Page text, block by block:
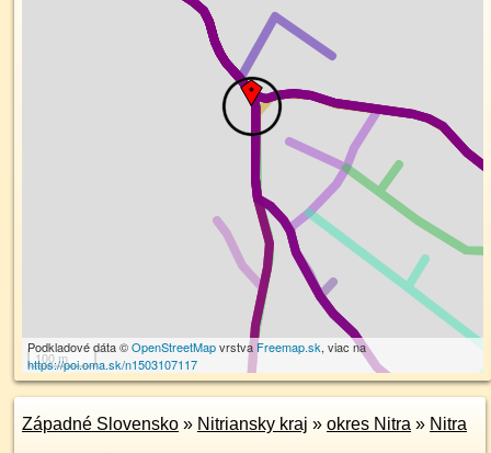
100 m
Podkladové dáta ©OpenStreetMapvrstva Freemap.sk, viac na
https://poi.oma.sk/n1503107117
Západné Slovensko » Nitriansky kraj » okres Nitra » Nitra